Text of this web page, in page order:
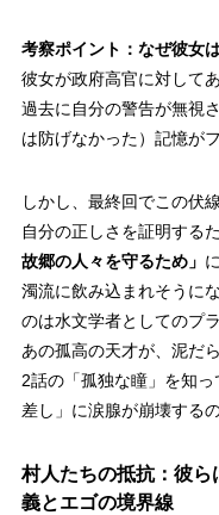
考察ポイント：なぜ彼女
彼女が政府高官に対して
過去に自分の警告が無視
は防げなかった）記憶が
しかし、最終回でこの伏
自分の正しさを証明する
故郷の人々を守るため」
濁流に飲み込まれそうに
のは水文学者としてのプ
あの孤高の天才が、泥だ
2話の「孤独な瞳」を知
差し」に涙腺が崩壊するの
村人たちの抵抗：彼
義とエゴの境界線